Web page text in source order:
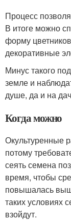
Процесс
В итоге можно
форму
декоративные
Минус такого
земле и
душе, да и на
Когда можно
Окультуренные
потому
сеять семена
время, чтобы
повышалась
таких условиях
взойдут.